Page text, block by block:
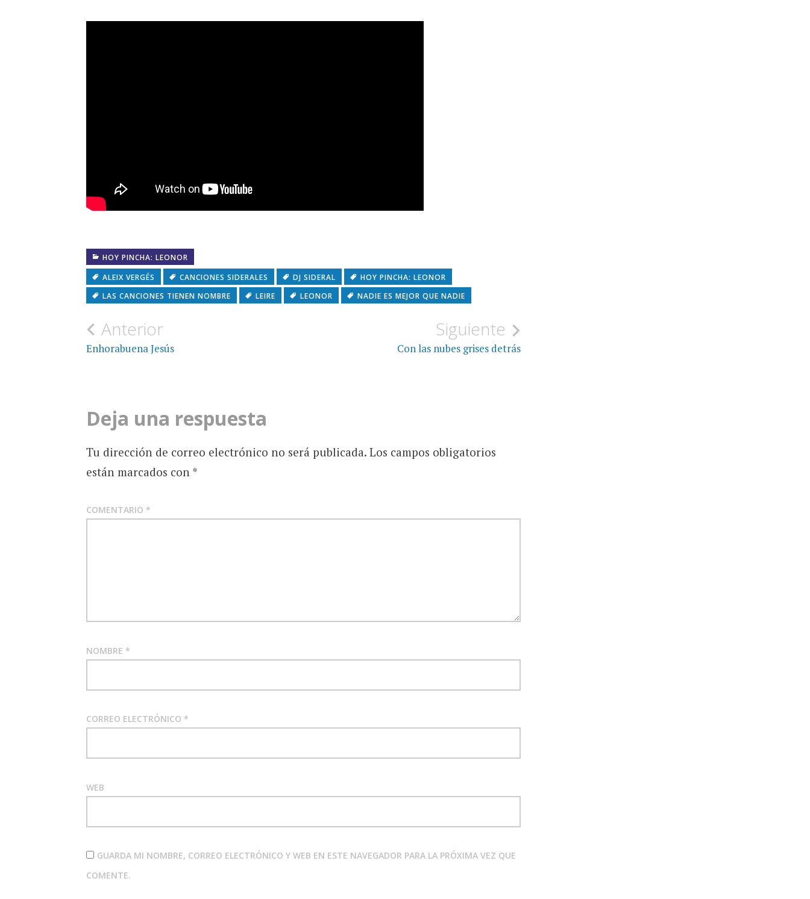
HOY PINCHA: LEONOR
ALEIX VERGÉS
CANCIONES SIDERALES DJ SIDERAL
HOY PINCHA: LEONOR
LAS CANCIONES TIENEN NOMBRE
LEIRE LEONOR NADIE ES MEJOR QUE NADIE
Navegación
de
Anterior
Enhorabuena Jesús
Siguiente
Con las nubes grises detrás
Deja una respuesta
Tu dirección de correo electrónico no será publicada. Los campos obligatorios
están marcados con *
COMENTARIO *
NOMBRE *
CORREO ELECTRÓNICO *
WEB
GUARDA MI NOMBRE, CORREO ELECTRÓNICO Y WEB EN ESTE NAVEGADOR PARA LA PRÓXIMA VEZ QUE
COMENTE.